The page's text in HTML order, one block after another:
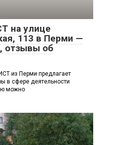
на улице
113 в Перми —
отзывы об
из Перми предлагает
в сфере деятельности
можно